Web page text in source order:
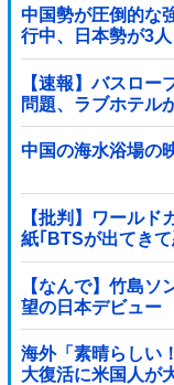
中国勢が圧倒的な
行中、日本勢が3
【速報】バスロ
問題、ラブホテル
ったため...」とは
中国の海水浴場の
【批判】ワール
紙｢BTSが出てき
【なんで】竹島
望の日本デビュー
海外「素晴らしい
大復活に米国人が